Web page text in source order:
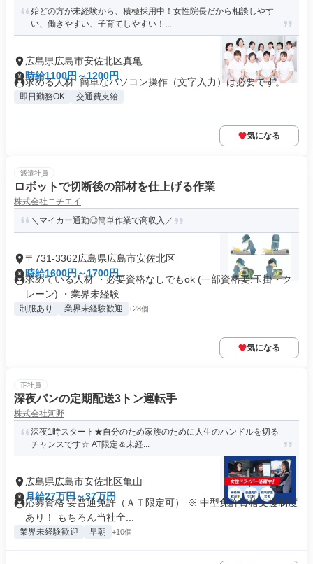
殆どの方が未経験から、積極採用中！女性院長だから相談しやす
い、働きやすい、子育てしやすい！...
広島県広島市安佐北区真亀
時給1100円～1200円
求める人材: 簡単なパソコン操作（文字入力）は必要です。
即日勤務OK 交通費支給
気になる
派遣社員
ロボットで切断後の部材を仕上げる作業
株式会社ニチエイ
＼マイカー通勤◎簡単作業で高収入／
〒731-3362広島県広島市安佐北区
時給1600円～1700円
求めている人材 ・必要資格なしでもok (一部資格要:玉掛・ク
レーン) ・業界未経験...
制服あり 業界未経験歓迎 +28個
気になる
正社員
深夜パンの定期配送3トン運転手
株式会社河野
深夜1時スタート★自分のため家族のために人生のハンドルを切る
チャンスです☆ AT限定＆未経...
広島県広島市安佐北区亀山
月給27万円～37万円
応募資格 要普通免許（ＡＴ限定可） ※ 中型免許資格支援制度
あり！ もちろん当社全...
業界未経験歓迎 早朝 +10個